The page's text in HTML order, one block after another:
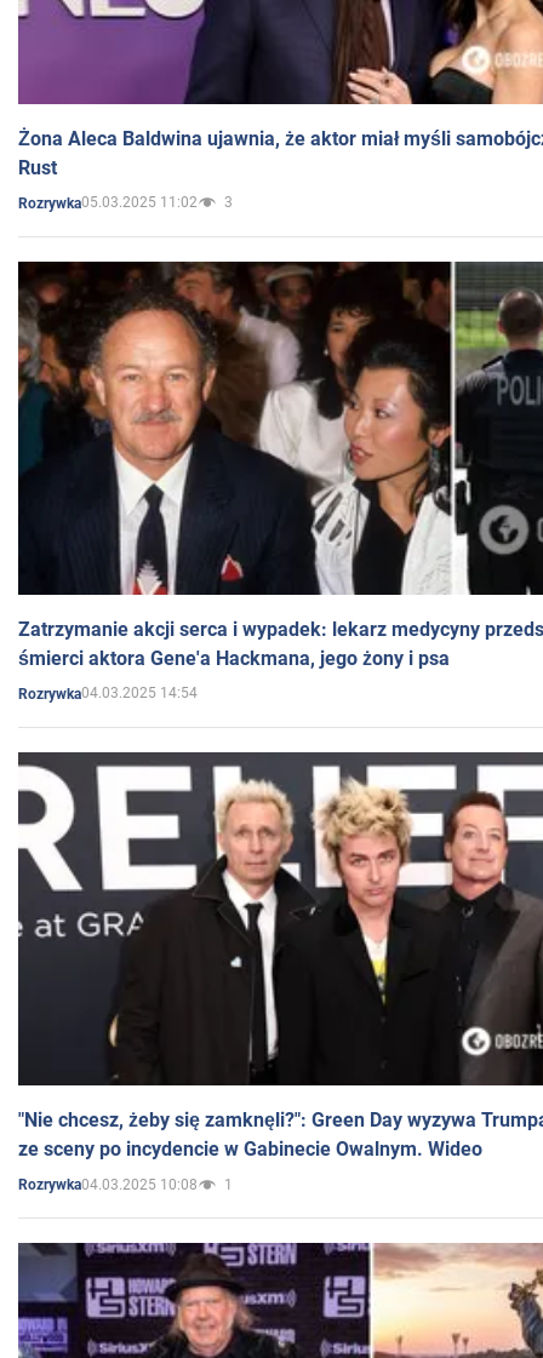
Żona Aleca Baldwina ujawnia, że aktor miał myśli
Rust
Rozrywka05.03.2025 11:02 3
Zatrzymanie akcji serca i wypadek: lekarz medycyny
śmierci aktora Gene'a Hackmana, jego żony i psa
Rozrywka04.03.2025 14:54
"Nie chcesz, żeby się zamknęli?": Green Day wyzywa
ze sceny po incydencie w Gabinecie Owalnym. Wideo
Rozrywka04.03.2025 10:08 1